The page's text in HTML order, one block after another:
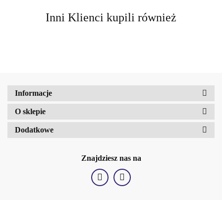
Inni Klienci kupili również
Informacje
O sklepie
Dodatkowe
Znajdziesz nas na